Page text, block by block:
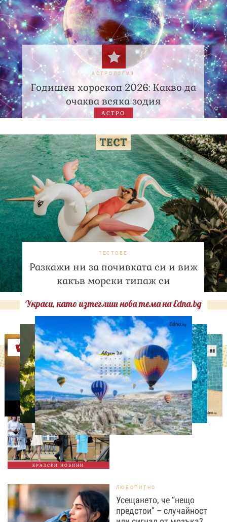
АСТРОЛОГИЯ
Годишен хороскоп 2026: Какво да
очаква всяка зодия
АСТРО
ТЕСТОВЕ
Разкажи ни за почивката си и виж
какъв морски типаж си
Украси, като изтеглиш нова тема на Edna.bg
Оферти
КРАЛСКИ НОВИНИ
СВОБОДНО ВРЕМЕ
Ново бебе в кралското
семейство
ЛЮБОПИТНО
Усещането, че “нещо
предстои” – случайност